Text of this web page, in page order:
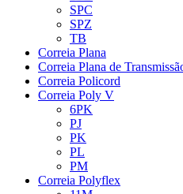
SPC
SPZ
TB
Correia Plana
Correia Plana de
Correia Policord
Correia Poly V
6PK
PJ
PK
PL
PM
Correia Polyflex